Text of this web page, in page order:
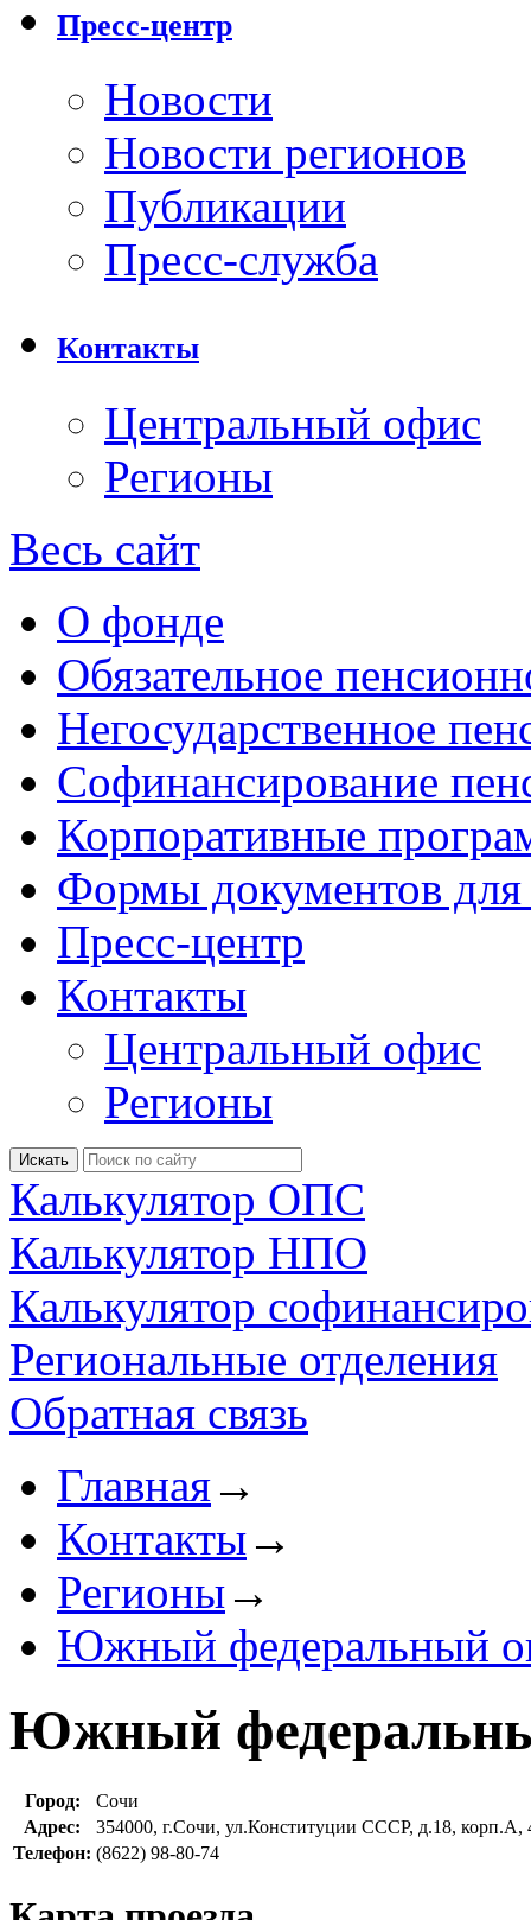
Пресс-центр
Новости
Новости регионов
Публикации
Пресс-служба
Контакты
Центральный офис
Регионы
Весь сайт
О фонде
Обязательное
Негосударственное
Софинансирование
Корпоративные
Формы документов для
Пресс-центр
Контакты
Центральный офис
Регионы
Калькулятор ОПС
Калькулятор НПО
Калькулятор
Региональные отделения
Обратная связь
Главная→
Контакты→
Регионы→
Южный федеральный
Южный
Город:
Сочи
Адрес:
354000, г.Сочи, ул.Конституции СССР, д.18,
Телефон: (8622) 98-80-74